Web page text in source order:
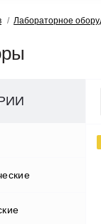
Лабораторное